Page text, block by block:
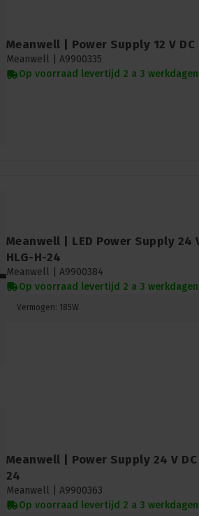
Meanwell | Power Supply 12 V DC
Meanwell | A9900335
Op voorraad levertijd 2 a 3 werkdagen
Meanwell | LED Power Supply 24
HLG-H-24
Meanwell | A9900384
Op voorraad levertijd 2 a 3 werkdagen
Vermogen: 185W
Meanwell | Power Supply 24 V DC
24
Meanwell | A9900363
Op voorraad levertijd 2 a 3 werkdagen